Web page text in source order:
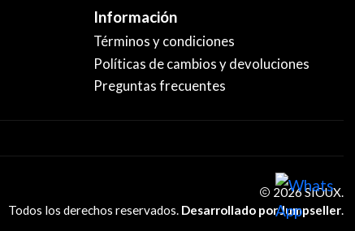
Información
Términos y condiciones
Políticas de cambios y devoluciones
Preguntas frecuentes
2026 SIOUX.
Todos los derechos reservados. Desarrollado por Jumpseller.